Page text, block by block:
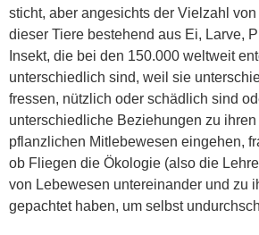
sticht, aber angesichts der Vielzahl
dieser Tiere bestehend aus Ei, Larve,
Insekt, die bei den 150.000 weltweit
unterschiedlich sind, weil sie
fressen, nützlich oder schädlich sind
unterschiedliche Beziehungen zu
pflanzlichen Mitlebewesen eingehen,
ob Fliegen die Ökologie (also die
von Lebewesen untereinander und zu
gepachtet haben, um selbst